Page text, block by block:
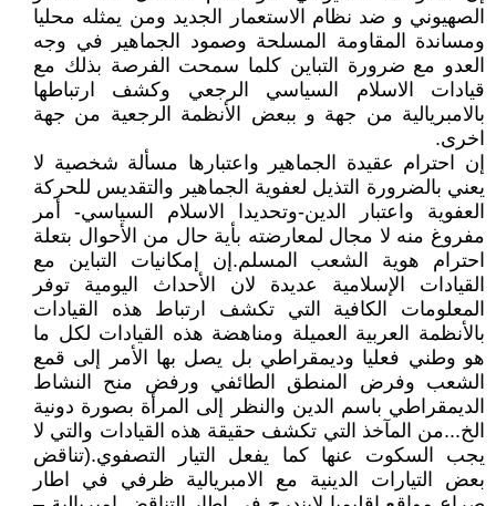
الصهيوني و ضد نظام الاستعمار الجديد ومن يمثله محليا
ومساندة المقاومة المسلحة وصمود الجماهير في وجه
العدو مع ضرورة التباين كلما سمحت الفرصة بذلك مع
قيادات الاسلام السياسي الرجعي وكشف ارتباطها
بالامبريالية من جهة و ببعض الأنظمة الرجعية من جهة
اخرى.
إن احترام عقيدة الجماهير واعتبارها مسألة شخصية لا
يعني بالضرورة التذيل لعفوية الجماهير والتقديس للحركة
العفوية واعتبار الدين-وتحديدا الاسلام السياسي- أمر
مفروغ منه لا مجال لمعارضته بأية حال من الأحوال بتعلة
احترام هوية الشعب المسلم.إن إمكانيات التباين مع
القيادات الإسلامية عديدة لان الأحداث اليومية توفر
المعلومات الكافية التي تكشف ارتباط هذه القيادات
بالأنظمة العربية العميلة ومناهضة هذه القيادات لكل ما
هو وطني فعليا وديمقراطي بل يصل بها الأمر إلى قمع
الشعب وفرض المنطق الطائفي ورفض منح النشاط
الديمقراطي باسم الدين والنظر إلى المرأة بصورة دونية
الخ...من المآخذ التي تكشف حقيقة هذه القيادات والتي لا
يجب السكوت عنها كما يفعل التيار التصفوي.(تناقض
بعض التيارات الدينية مع الامبريالية ظرفي في اطار